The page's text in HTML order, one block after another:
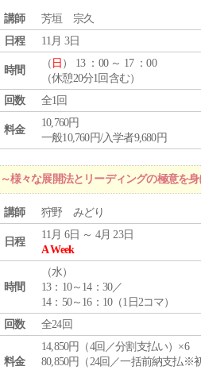
講師
芳垣 宗久
日程
11月 3日
時間
（ 日 ） 13 ：00 ～ 17 ：00
（休憩20分1回含む）
回数
全1回
料金
10,760円
一般10,760円/入学者9,680円
様々な展開法とリーディングの極意を身
講師 狩野 みどり
日程
11月 6日 ～ 4月 23日
A Week
時間
（水）
13：10～14：30／
14：50～16：10（1日2コマ）
回数
全24回
料金
14,850円（4回／分割支払い）×6
80,850円（24回／一括前納支払※